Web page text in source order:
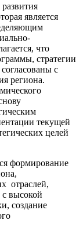
является
что
стратегии
с
региона.
текущей
целей
формирование
отраслей,
высокой
создание